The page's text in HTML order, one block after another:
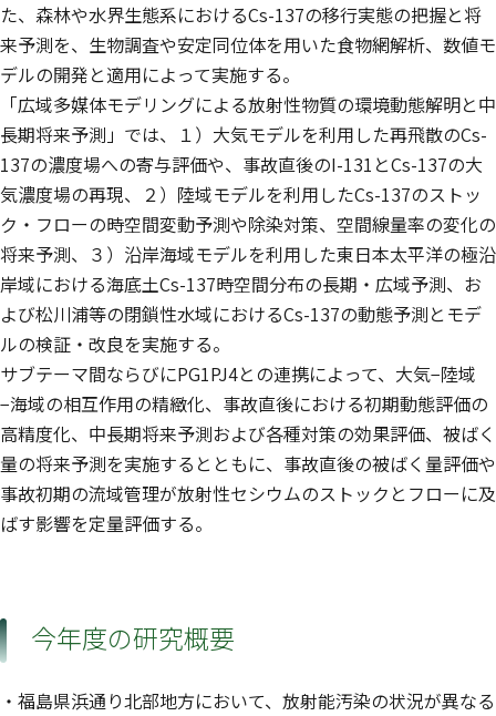
た、森林や水界生態系におけるCs-137の移行実態の把握と将
来予測を、生物調査や安定同位体を用いた食物網解析、数値モ
デルの開発と適用によって実施する。
「広域多媒体モデリングによる放射性物質の環境動態解明と中
長期将来予測」では、１）大気モデルを利用した再飛散のCs-
137の濃度場への寄与評価や、事故直後のI-131とCs-137の大
気濃度場の再現、２）陸域モデルを利用したCs-137のストッ
ク・フローの時空間変動予測や除染対策、空間線量率の変化の
将来予測、３）沿岸海域モデルを利用した東日本太平洋の極沿
岸域における海底土Cs-137時空間分布の長期・広域予測、お
よび松川浦等の閉鎖性水域におけるCs-137の動態予測とモデ
ルの検証・改良を実施する。
サブテーマ間ならびにPG1PJ4との連携によって、大気−陸域
−海域の相互作用の精緻化、事故直後における初期動態評価の
高精度化、中長期将来予測および各種対策の効果評価、被ばく
量の将来予測を実施するとともに、事故直後の被ばく量評価や
事故初期の流域管理が放射性セシウムのストックとフローに及
ばす影響を定量評価する。
今年度の研究概要
・福島県浜通り北部地方において、放射能汚染の状況が異なる